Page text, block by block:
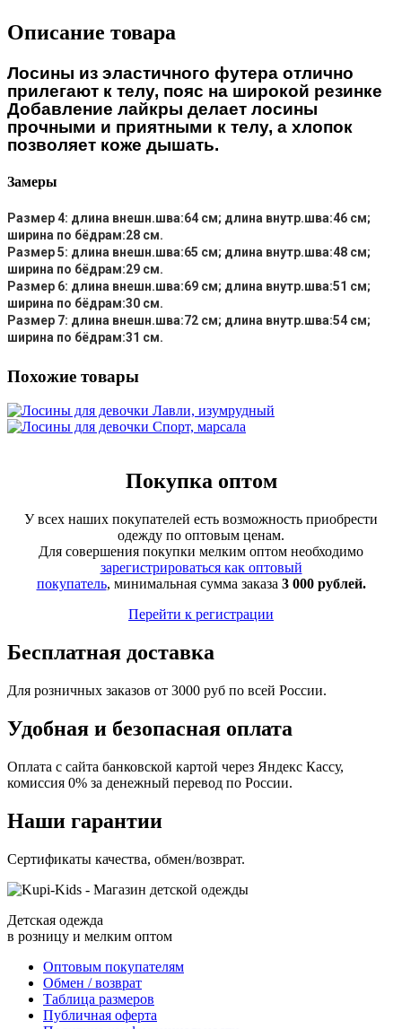
Описание товара
Лосины из эластичного футера отлично
прилегают к телу, пояс на широкой резинке
Добавление лайкры делает лосины
прочными и приятными к телу, а хлопок
позволяет коже дышать.
Замеры
Размер 4: длина внешн.шва:64 см; длина внутр.шва:46 см;
ширина по бёдрам:28 см.
Размер 5: длина внешн.шва:65 см; длина внутр.шва:48 см;
ширина по бёдрам:29 см.
Размер 6: длина внешн.шва:69 см; длина внутр.шва:51 см;
ширина по бёдрам:30 см.
Размер 7: длина внешн.шва:72 см; длина внутр.шва:54 см;
ширина по бёдрам:31 см.
Похожие товары
Покупка оптом
У всех наших покупателей есть возможность приобрести
одежду по оптовым ценам.
Для совершения покупки мелким оптом необходимо
зарегистрироваться как оптовый
покупатель, минимальная сумма заказа 3 000 рублей.
Перейти к регистрации
Бесплатная доставка
Для розничных заказов от 3000 руб по всей России.
Удобная и безопасная оплата
Оплата с сайта банковской картой через Яндекс Кассу,
комиссия 0% за денежный перевод по России.
Наши гарантии
Сертификаты качества, обмен/возврат.
Детская одежда
в розницу и мелким оптом
Оптовым покупателям
Обмен / возврат
Таблица размеров
Публичная оферта